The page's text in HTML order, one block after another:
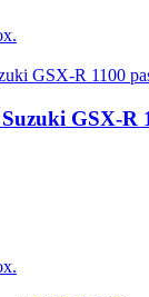
GSX-R